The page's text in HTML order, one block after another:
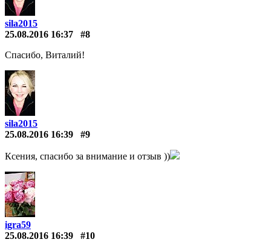
sila2015
25.08.2016 16:37
#8
Спасибо, Виталий!
sila2015
25.08.2016 16:39
#9
Ксения, спасибо за внимание и отзыв ))
igra59
25.08.2016 16:39
#10